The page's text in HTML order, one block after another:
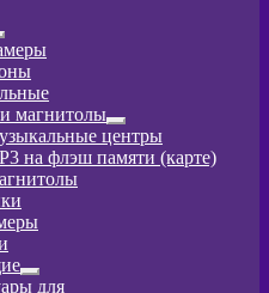
магнитолы
Развернутое
вложенное
меню
центры
на флэш памяти (карте)
Развернутое
для